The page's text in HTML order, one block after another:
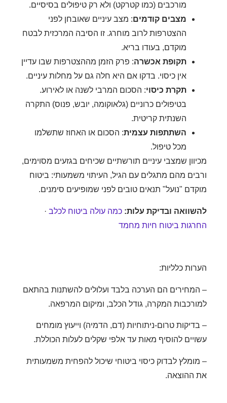
מורכבים (כמו קטרקט) ולא רק טיפולים בסיסיים.
מצבים קודמים: מצב עיניים שאובחן לפני
ההצטרפות לרוב מוחרג. זו הסיבה המרכזית לבטח
מוקדם, בעודו בריא.
תקופת אכשרה: פרק הזמן מההצטרפות שבו עדיין
אין כיסוי. בדקו אם היא חלה גם על מחלות עיניים.
תקרת כיסוי: הסכום המרבי לשנה או לאירוע.
בטיפולים כרוניים (גלאוקומה, יובש, פנוס) התקרה
השנתית קריטית.
השתתפות עצמית: הסכום או האחוז שתשלמו
מכל טיפול.
שמצבי עיניים תורשתיים שכיחים בגזעים מסוימים,
מהם מתגלים עם הגיל, העיתוי משמעותי: ביטוח
"נועל" תנאים טובים לפני שמופיעים סימנים.
ובדיקת עלות: כמה עולה ביטוח לכלב·
ביטוח חיות מחמד
כלליות:
הם הערכה בלבד ועלולים להשתנות בהתאם
המקרה, גודל הכלב, ומיקום המרפאה.
טרום-ניתוחיות (דם, הדמיה) וייעוץ מומחים
להוסיף מאות עד אלפי שקלים לעלות הכוללת.
לבדוק כיסוי ביטוחי שיכול להפחית משמעותית